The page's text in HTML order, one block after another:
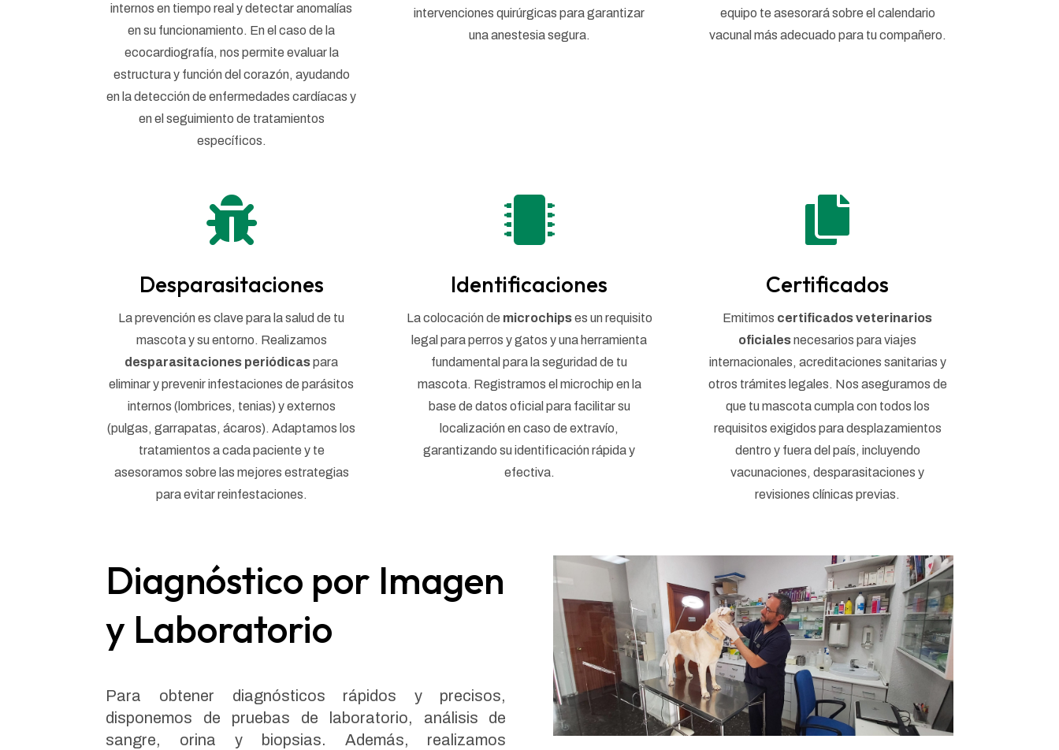
internos en tiempo real y detectar anomalías
en su funcionamiento. En el caso de la
ecocardiografía, nos permite evaluar la
estructura y función del corazón, ayudando
en la detección de enfermedades cardíacas y
en el seguimiento de tratamientos
específicos.
intervenciones quirúrgicas para garantizar
una anestesia segura.
equipo te asesorará sobre el calendario
vacunal más adecuado para tu compañero.

Desparasitaciones
La prevención es clave para la salud de tu
mascota y su entorno. Realizamos
desparasitaciones periódicaspara
eliminar y prevenir infestaciones de parásitos
internos (lombrices, tenias) y externos
(pulgas, garrapatas, ácaros). Adaptamos los
tratamientos a cada paciente y te
asesoramos sobre las mejores estrategias
para evitar reinfestaciones.

Identificaciones
La colocación de microchipses un requisito
legal para perros y gatos y una herramienta
fundamental para la seguridad de tu
mascota. Registramos el microchip en la
base de datos oficial para facilitar su
localización en caso de extravío,
garantizando su identificación rápida y
efectiva.

Certificados
Emitimos certificados veterinarios
oficialesnecesarios para viajes
internacionales, acreditaciones sanitarias y
otros trámites legales. Nos aseguramos de
que tu mascota cumpla con todos los
requisitos exigidos para desplazamientos
dentro y fuera del país, incluyendo
vacunaciones, desparasitaciones y
revisiones clínicas previas.
Diagnóstico por Imagen
y Laboratorio
Para obtener diagnósticos rápidos y precisos,
disponemos de pruebas de laboratorio, análisis de
sangre, orina y biopsias. Además, realizamos